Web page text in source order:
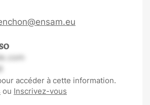
accéder à cette information.
ou Inscrivez-vous